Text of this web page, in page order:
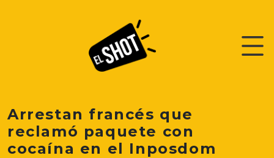
Arrestan francés que
reclamó paquete con
cocaína en el Inposdom